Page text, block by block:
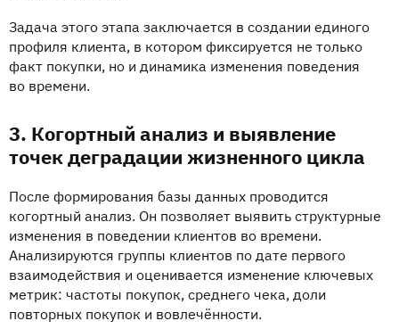
Задача этого этапа заключается в создании единого
профиля клиента, в котором фиксируется не только
факт покупки, но и динамика изменения поведения
во времени.
3. Когортный анализ и выявление
точек деградации жизненного цикла
После формирования базы данных проводится
когортный анализ. Он позволяет выявить структурные
изменения в поведении клиентов во времени.
Анализируются группы клиентов по дате первого
взаимодействия и оценивается изменение ключевых
метрик: частоты покупок, среднего чека, доли
повторных покупок и вовлечённости.